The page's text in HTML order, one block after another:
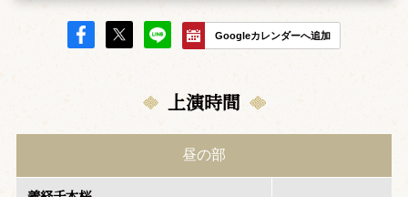
Googleカレンダーへ追加
上演時間
昼の部